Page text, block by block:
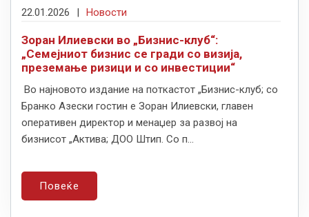
22.01.2026 | Новости
Зоран Илиевски во „Бизнис-клуб“:
„Семејниот бизнис се гради со визија,
преземање ризици и со инвестиции“
Во најновото издание на поткастот „Бизнис-клуб; со
Бранко Азески гостин е Зоран Илиевски, главен
оперативен директор и менаџер за развој на
бизнисот „Актива; ДОО Штип. Со п...
Повеќе